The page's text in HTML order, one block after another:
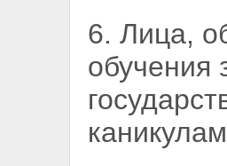
6. Лица,
обучения